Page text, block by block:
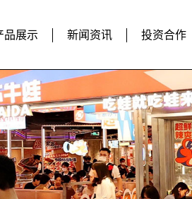
品展示 新闻资讯 投资合作